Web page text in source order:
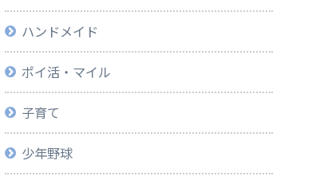
ハンドメイド
ポイ活・マイル
子育て
少年野球